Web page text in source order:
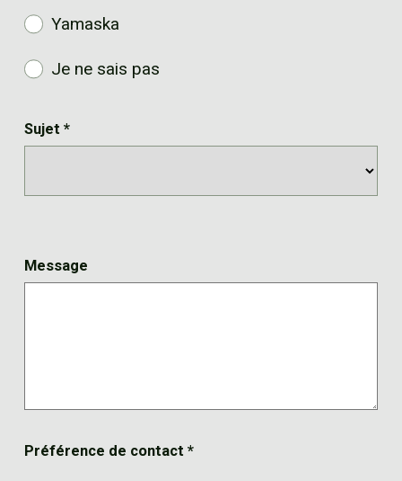
Yamaska
Je ne sais pas
Sujet *
Message
Préférence de contact *